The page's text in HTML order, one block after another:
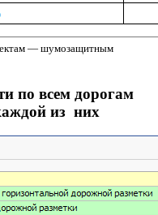
— шумозащитным
по всем дорогам
из них